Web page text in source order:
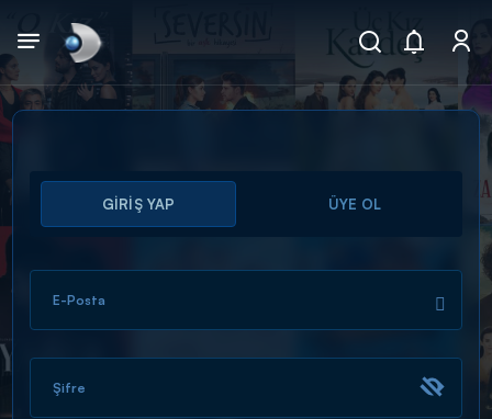
Arama
ARAMA SONUÇLARI
GİRİŞ YAP ÜYE OL
E-Posta
Şifre